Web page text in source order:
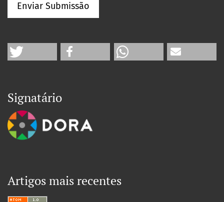
Enviar Submissão
Signatário
Artigos mais recentes